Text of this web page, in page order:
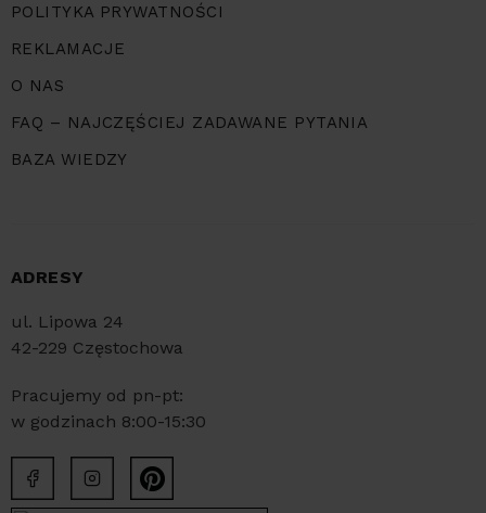
POLITYKA PRYWATNOŚCI
REKLAMACJE
O NAS
FAQ – NAJCZĘŚCIEJ ZADAWANE PYTANIA
BAZA WIEDZY
ADRESY
ul. Lipowa 24
42-229 Częstochowa
Pracujemy od pn-pt:
w godzinach 8:00-15:30